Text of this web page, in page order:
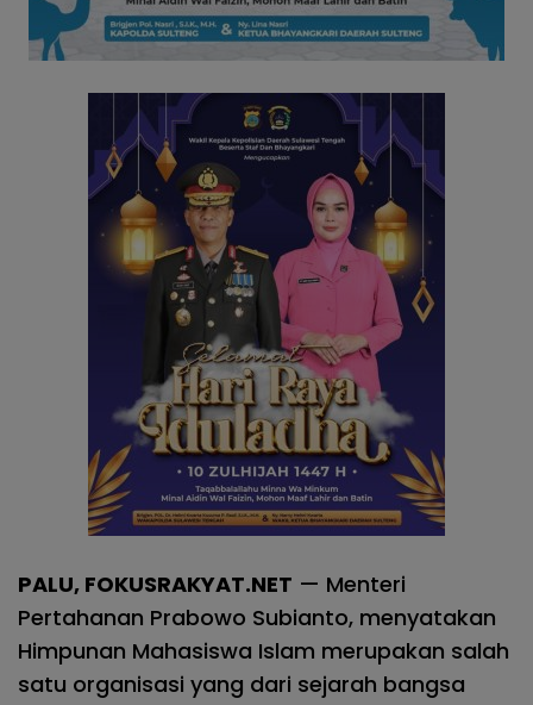
PALU, FOKUSRAKYAT.NET — Menteri
Pertahanan Prabowo Subianto, menyatakan
Himpunan Mahasiswa Islam merupakan salah
satu organisasi yang dari sejarah bangsa